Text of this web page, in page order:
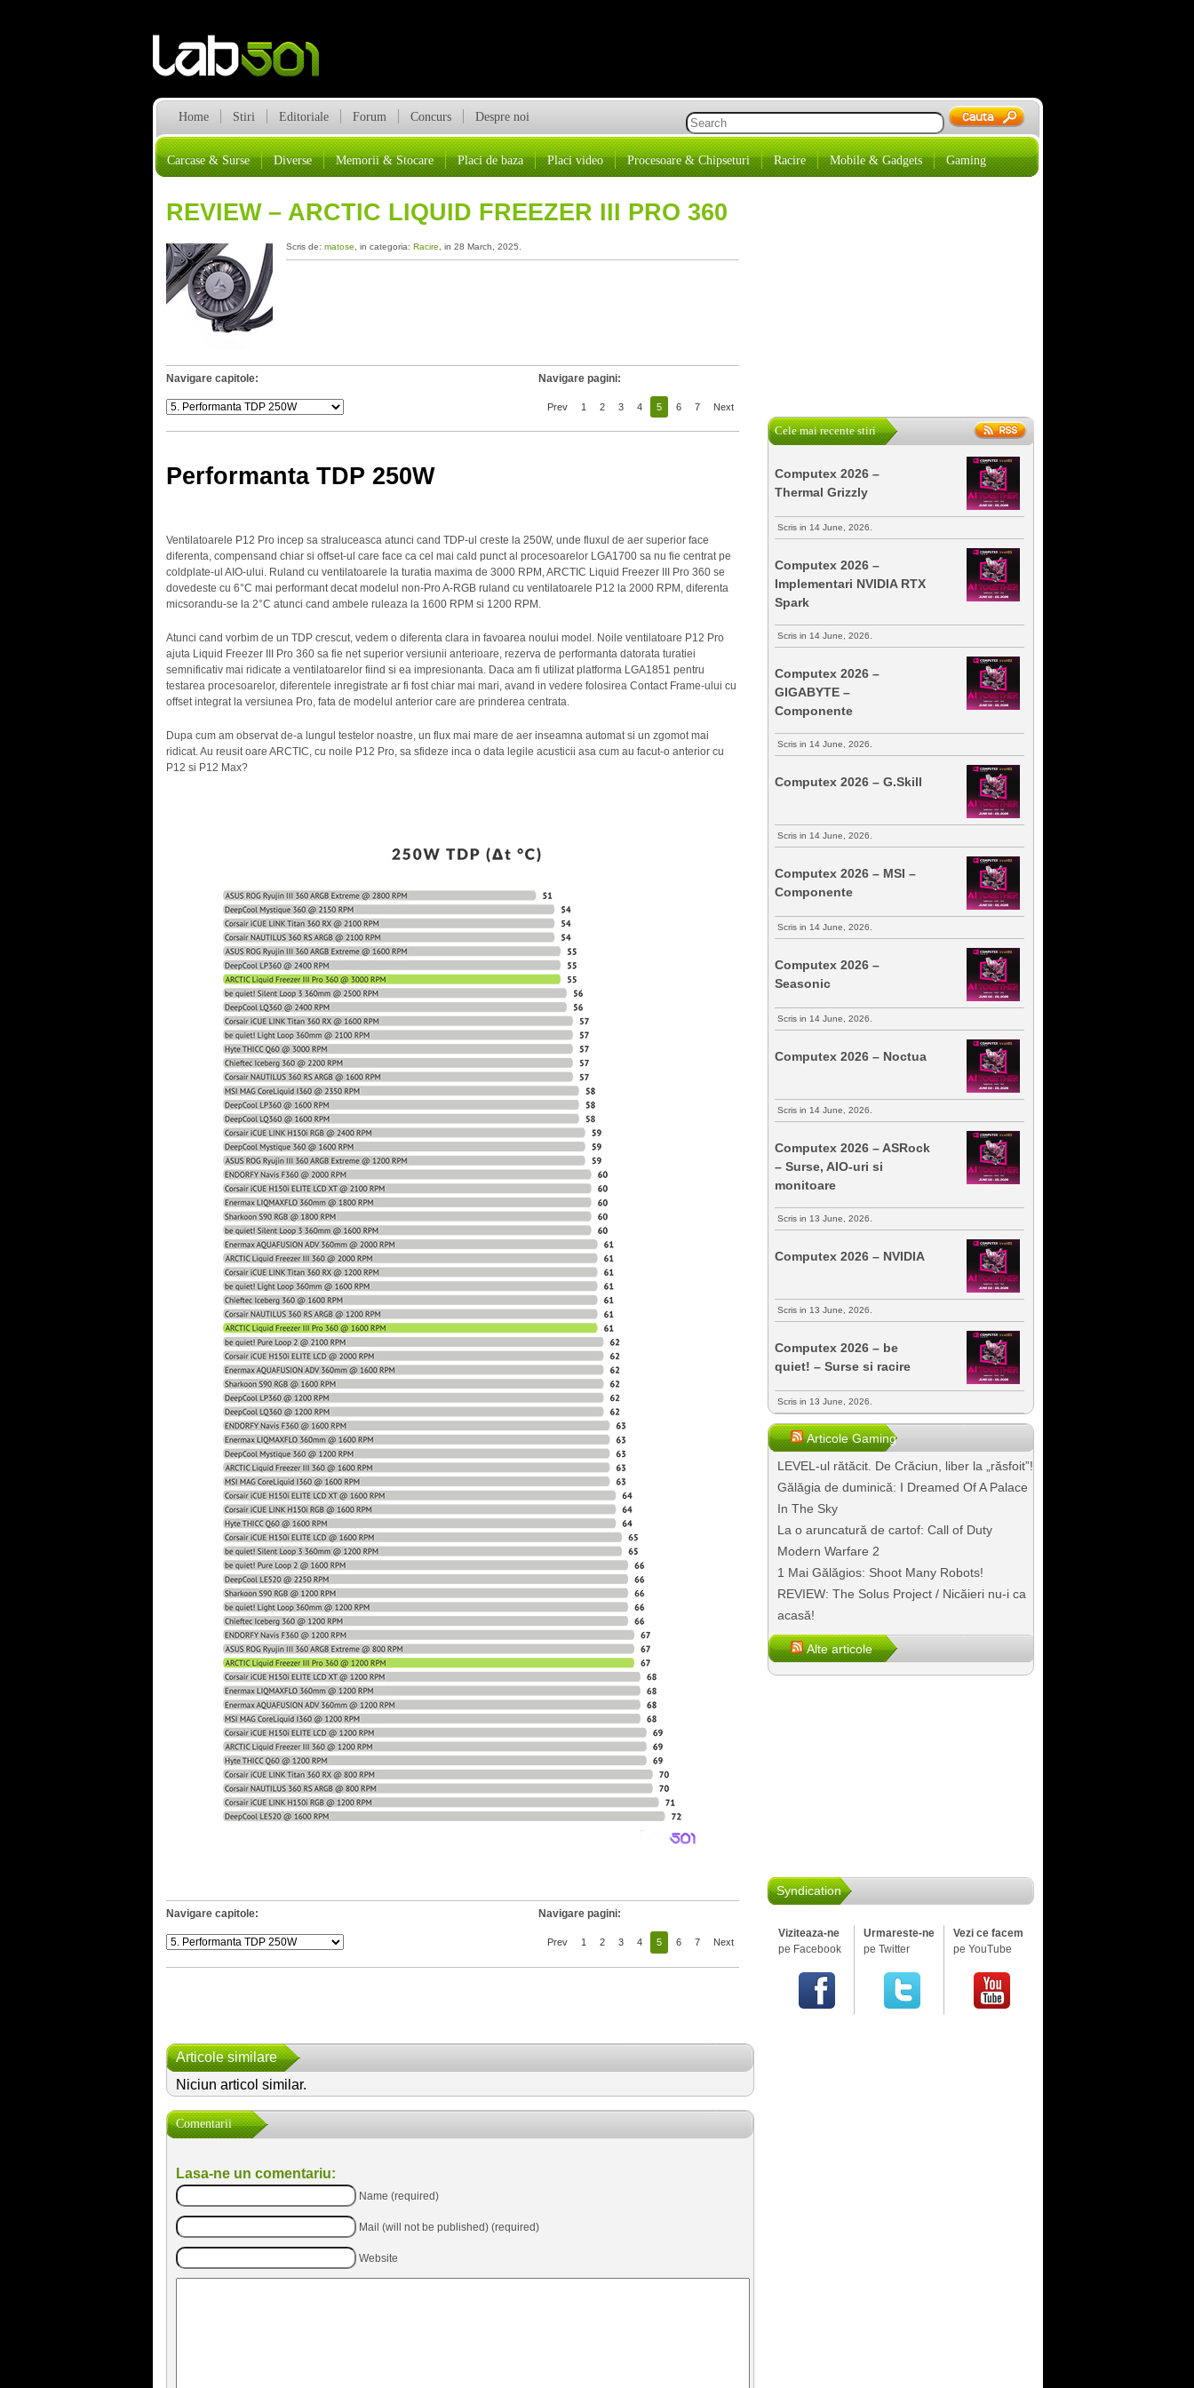
Home Stiri Editoriale Forum Concurs Despre noi
Carcase & Surse Diverse Memorii & Stocare Placi de baza Placi video Procesoare & Chipseturi Racire Mobile & Gadgets Gaming
REVIEW – ARCTIC LIQUID FREEZER III PRO 360
Scris de: matose , in categoria: Racire , in 28 March, 2025.
Navigare capitole: Navigare pagini:
Prev 1 2 3 4 5 6 7 Next
Performanta TDP 250W
Ventilatoarele P12 Pro incep sa straluceasca atunci cand TDP-ul creste la 250W, unde fluxul de aer superior face
diferenta, compensand chiar si offset-ul care face ca cel mai cald punct al procesoarelor LGA1700 sa nu fie centrat pe
coldplate-ul AIO-ului. Ruland cu ventilatoarele la turatia maxima de 3000 RPM, ARCTIC Liquid Freezer III Pro 360 se
dovedeste cu 6°C mai performant decat modelul non-Pro A-RGB ruland cu ventilatoarele P12 la 2000 RPM, diferenta
micsorandu-se la 2°C atunci cand ambele ruleaza la 1600 RPM si 1200 RPM.
Atunci cand vorbim de un TDP crescut, vedem o diferenta clara in favoarea noului model. Noile ventilatoare P12 Pro
ajuta Liquid Freezer III Pro 360 sa fie net superior versiunii anterioare, rezerva de performanta datorata turatiei
semnificativ mai ridicate a ventilatoarelor fiind si ea impresionanta. Daca am fi utilizat platforma LGA1851 pentru
testarea procesoarelor, diferentele inregistrate ar fi fost chiar mai mari, avand in vedere folosirea Contact Frame-ului cu
offset integrat la versiunea Pro, fata de modelul anterior care are prinderea centrata.
Dupa cum am observat de-a lungul testelor noastre, un flux mai mare de aer inseamna automat si un zgomot mai
ridicat. Au reusit oare ARCTIC, cu noile P12 Pro, sa sfideze inca o data legile acusticii asa cum au facut-o anterior cu
P12 si P12 Max?
Navigare capitole: Navigare pagini:
Prev 1 2 3 4 5 6 7 Next
Articole similare
Niciun articol similar.
Comentarii
Lasa-ne un comentariu:
Name (required)
Mail (will not be published) (required)
Website
Cele mai recente stiri
Computex 2026 –
Thermal Grizzly
Scris in 14 June, 2026.
Computex 2026 –
Implementari NVIDIA RTX
Spark
Scris in 14 June, 2026.
Computex 2026 –
GIGABYTE –
Componente
Scris in 14 June, 2026.
Computex 2026 – G.Skill
Scris in 14 June, 2026.
Computex 2026 – MSI –
Componente
Scris in 14 June, 2026.
Computex 2026 –
Seasonic
Scris in 14 June, 2026.
Computex 2026 – Noctua
Scris in 14 June, 2026.
Computex 2026 – ASRock
– Surse, AIO-uri si
monitoare
Scris in 13 June, 2026.
Computex 2026 – NVIDIA
Scris in 13 June, 2026.
Computex 2026 – be
quiet! – Surse si racire
Scris in 13 June, 2026.
Articole Gaming
LEVEL-ul rătăcit. De Crăciun, liber la „răsfoit”!
Gălăgia de duminică: I Dreamed Of A Palace
In The Sky
La o aruncatură de cartof: Call of Duty
Modern Warfare 2
1 Mai Gălăgios: Shoot Many Robots!
REVIEW: The Solus Project / Nicăieri nu-i ca
acasă!
Alte articole
Syndication
Viziteaza-ne
pe Facebook
Urmareste-ne
pe Twitter
Vezi ce facem
pe YouTube